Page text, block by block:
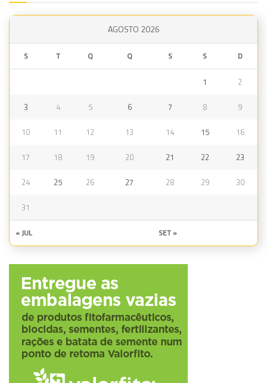
AGOSTO 2026
S T Q Q S S D
1 2
3 4 5 6 7 8 9
10 11 12 13 14 15 16
17 18 19 20 21 22 23
24 25 26 27 28 29 30
31
« JUL SET »